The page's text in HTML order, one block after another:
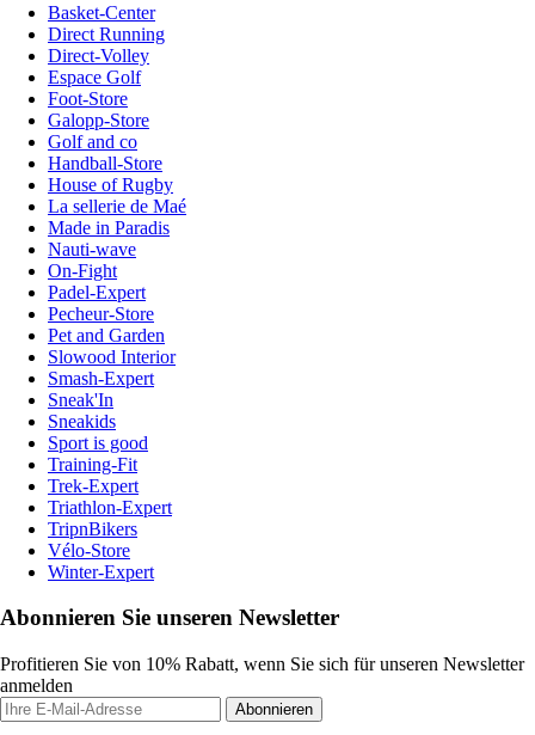
Basket-Center
Direct Running
Direct-Volley
Espace Golf
Foot-Store
Galopp-Store
Golf and co
Handball-Store
House of Rugby
La sellerie de Maé
Made in Paradis
Nauti-wave
On-Fight
Padel-Expert
Pecheur-Store
Pet and Garden
Slowood Interior
Smash-Expert
Sneak'In
Sneakids
Sport is good
Training-Fit
Trek-Expert
Triathlon-Expert
TripnBikers
Vélo-Store
Winter-Expert
Abonnieren Sie unseren Newsletter
Profitieren Sie von 10% Rabatt, wenn Sie sich für unseren Newsletter
anmelden
Abonnieren